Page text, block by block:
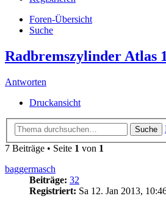
Foren-Übersicht
Suche
Radbremszylinder Atlas
Antworten
Druckansicht
Suche
7 Beiträge • Seite 1 von 1
baggermasch
Beiträge: 32
Registriert: Sa 12. Jan 2013,